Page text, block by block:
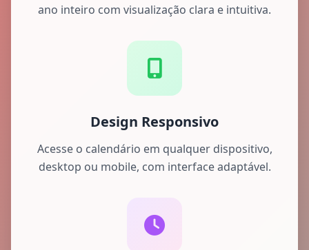
ano inteiro com visualização clara e intuitiva.
Design Responsivo
Acesse o calendário em qualquer dispositivo,
desktop ou mobile, com interface adaptável.